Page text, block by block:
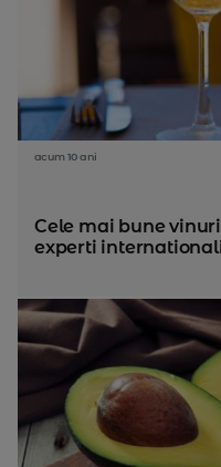
acum 10 ani
Cele mai bune
experti